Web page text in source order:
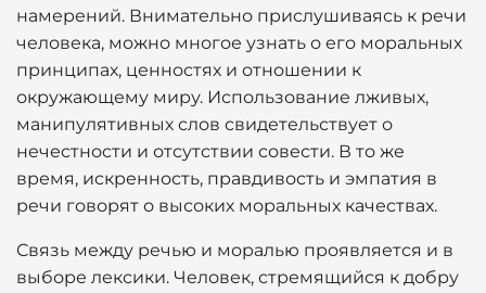
намерений. Внимательно прислушиваясь к речи
человека, можно многое узнать о его моральных
принципах, ценностях и отношении к
окружающему миру. Использование лживых,
манипулятивных слов свидетельствует о
нечестности и отсутствии совести. В то же
время, искренность, правдивость и эмпатия в
речи говорят о высоких моральных качествах.
Связь между речью и моралью проявляется и в
выборе лексики. Человек, стремящийся к добру